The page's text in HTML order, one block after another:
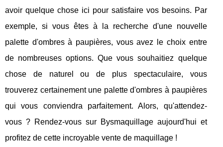
avoir quelque chose ici pour satisfaire vos besoins. Par
exemple, si vous êtes à la recherche d'une nouvelle
palette d'ombres à paupières, vous avez le choix entre
de nombreuses options. Que vous souhaitiez quelque
chose de naturel ou de plus spectaculaire, vous
trouverez certainement une palette d'ombres à paupières
qui vous conviendra parfaitement. Alors, qu'attendez-
vous ? Rendez-vous sur Bysmaquillage aujourd'hui et
profitez de cette incroyable vente de maquillage !